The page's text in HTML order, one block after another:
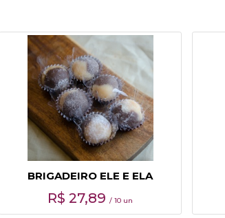
BRIGADEIRO ELE E ELA
R$ 27,89 / 10 un